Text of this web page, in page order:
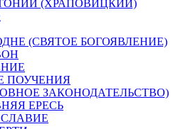
(ХРАПОВИЦКИЙ)
(СВЯТОЕ БОГОЯВЛЕНИЕ)
ПОУЧЕНИЯ
ЗАКОНОДАТЕЛЬСТВО)
ЕРЕСЬ